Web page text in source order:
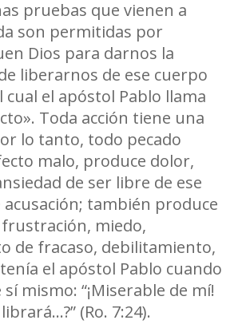
pruebas que vienen a
son permitidas por
Dios para darnos la
liberarnos de ese cuerpo
cual el apóstol Pablo llama
Toda acción tiene una
lo tanto, todo pecado
malo, produce dolor,
de ser libre de ese
también produce
miedo,
de fracaso, debilitamiento,
el apóstol Pablo cuando
mismo: “¡Miserable de mí!
(Ro. 7:24).